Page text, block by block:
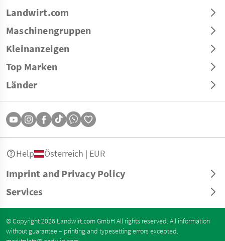
Landwirt.com
Maschinengruppen
Kleinanzeigen
Top Marken
Länder
Imprint and Privacy Policy
Services
Help Österreich | EUR
© Copyright 2026 Landwirt.com GmbH All rights reserved. All information
without guarantee – printing and typesetting errors excepted.